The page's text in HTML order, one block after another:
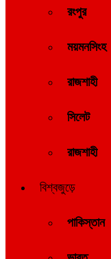
রংপুর
ময়মনসিংহ
রাজশাহী
সিলেট
রাজশাহী
বিশ্বজুড়ে
পাকিস্তান